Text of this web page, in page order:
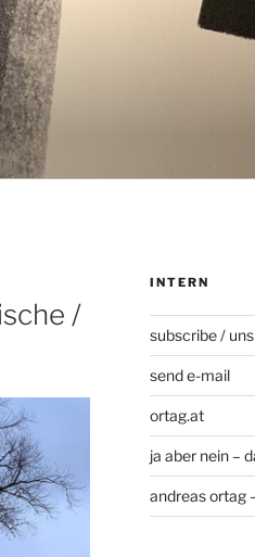
/
INTERN
subscribe /
send e-mail
ortag.at
ja aber nein –
andreas ortag